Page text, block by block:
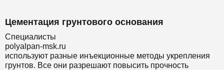
Цементация грунтового основания
Специалисты
polyalpan-msk.ru
используют разные инъекционные методы укрепления
грунтов. Все они разрешают повысить прочность